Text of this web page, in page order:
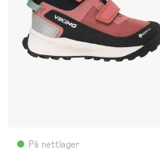
På nettlager